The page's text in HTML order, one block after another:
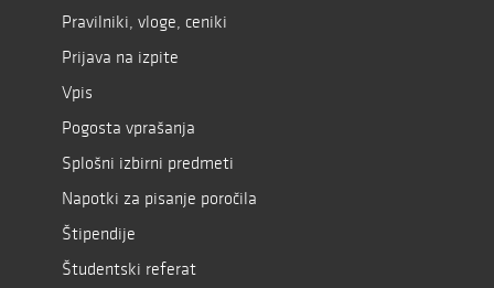
Pravilniki, vloge, ceniki
Prijava na izpite
Vpis
Pogosta vprašanja
Splošni izbirni predmeti
Napotki za pisanje poročila
Štipendije
Študentski referat